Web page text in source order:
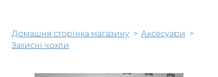
Домашня сторінка магазину
Аксесуари
Захисні чохли